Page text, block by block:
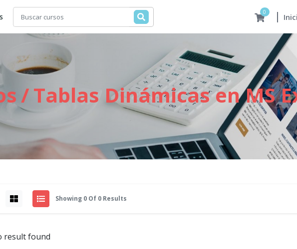
0
Tablas Dinámicas en MS
Showing 0 Of 0 Results
result found